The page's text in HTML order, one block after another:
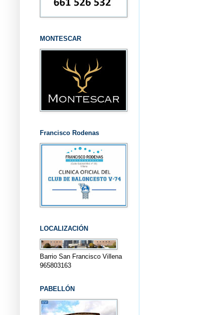
MONTESCAR
Francisco Rodenas
LOCALIZACIÓN
Barrio San Francisco Villena
965803163
PABELLÓN